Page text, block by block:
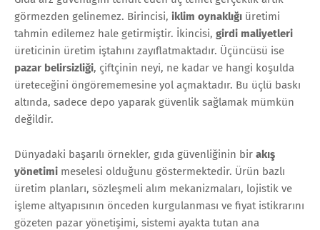
görmezden gelinemez. Birincisi, iklim oynaklığı üretimi
tahmin edilemez hale getirmiştir. İkincisi, girdi maliyetleri
üreticinin üretim iştahını zayıflatmaktadır. Üçüncüsü ise
pazar belirsizliği, çiftçinin neyi, ne kadar ve hangi koşulda
üreteceğini öngörememesine yol açmaktadır. Bu üçlü baskı
altında, sadece depo yaparak güvenlik sağlamak mümkün
değildir.
Dünyadaki başarılı örnekler, gıda güvenliğinin bir akış
yönetimi meselesi olduğunu göstermektedir. Ürün bazlı
üretim planları, sözleşmeli alım mekanizmaları, lojistik ve
işleme altyapısının önceden kurgulanması ve fiyat istikrarını
gözeten pazar yönetişimi, sistemi ayakta tutan ana